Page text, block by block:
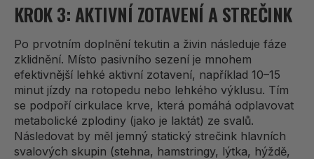
KROK 3: AKTIVNÍ ZOTAVENÍ A STREČINK
Po prvotním doplnění tekutin a živin následuje fáze
zklidnění. Místo pasivního sezení je mnohem
efektivnější lehké aktivní zotavení, například 10–15
minut jízdy na rotopedu nebo lehkého výklusu. Tím
se podpoří cirkulace krve, která pomáhá odplavovat
metabolické zplodiny (jako je laktát) ze svalů.
Následovat by měl jemný statický strečink hlavních
svalových skupin (stehna, hamstringy, lýtka, hýždě,